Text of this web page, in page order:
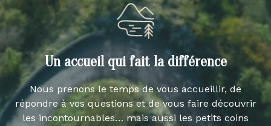
Un accueil qui fait la différence
Nous prenons le temps de vous accueillir, de
répondre à vos questions et de vous faire découvrir
les incontournables… mais aussi les petits coins